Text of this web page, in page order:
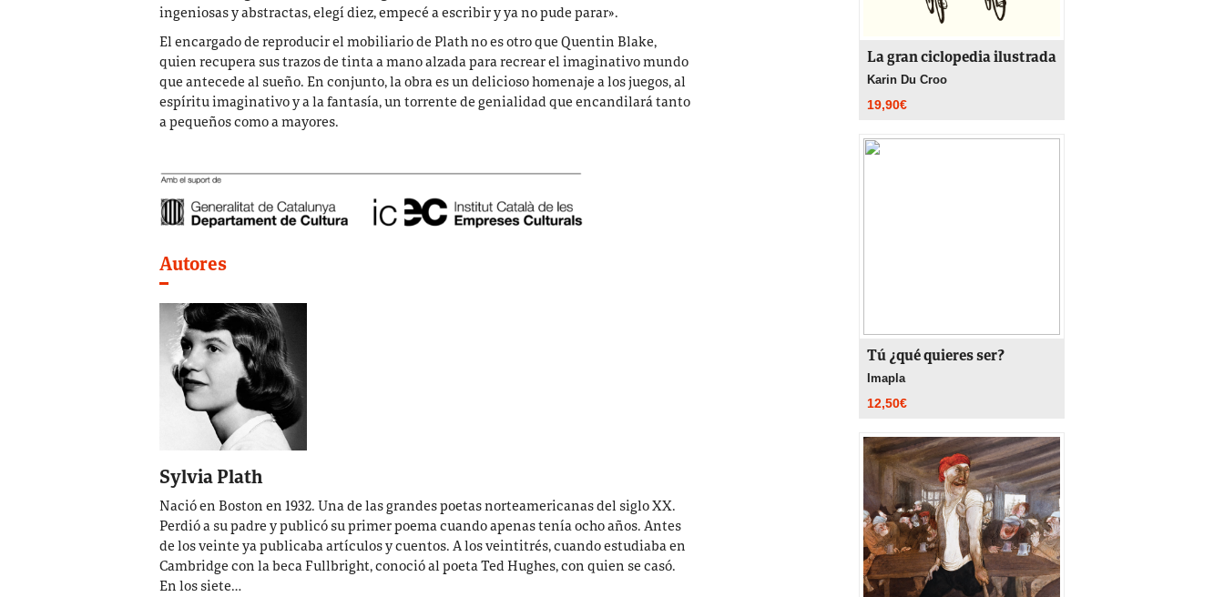
ingeniosas y abstractas, elegí diez, empecé a escribir y ya no pude parar».
El encargado de reproducir el mobiliario de Plath no es otro que Quentin Blake,
quien recupera sus trazos de tinta a mano alzada para recrear el imaginativo mundo
que antecede al sueño. En conjunto, la obra es un delicioso homenaje a los juegos, al
espíritu imaginativo y a la fantasía, un torrente de genialidad que encandilará tanto
a pequeños como a mayores.
Autores
Sylvia Plath
Nació en Boston en 1932. Una de las grandes poetas norteamericanas del siglo XX.
Perdió a su padre y publicó su primer poema cuando apenas tenía ocho años. Antes
de los veinte ya publicaba artículos y cuentos. A los veintitrés, cuando estudiaba en
Cambridge con la beca Fullbright, conoció al poeta Ted Hughes, con quien se casó.
En los siete…
La gran ciclopedia ilustrada
Karin Du Croo
19,90€
Tú ¿qué quieres ser?
Imapla
12,50€